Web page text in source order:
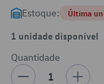
Estoque: Última
1 unidade disponível
Quantidade
1